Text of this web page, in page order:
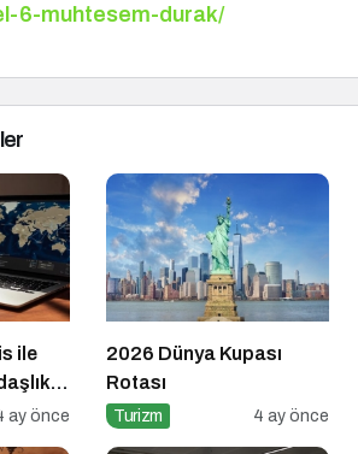
6-muhtesem-durak/
ile
ay önce
2026 Dünya Kupası
Rotası
Turizm 4 ay önce